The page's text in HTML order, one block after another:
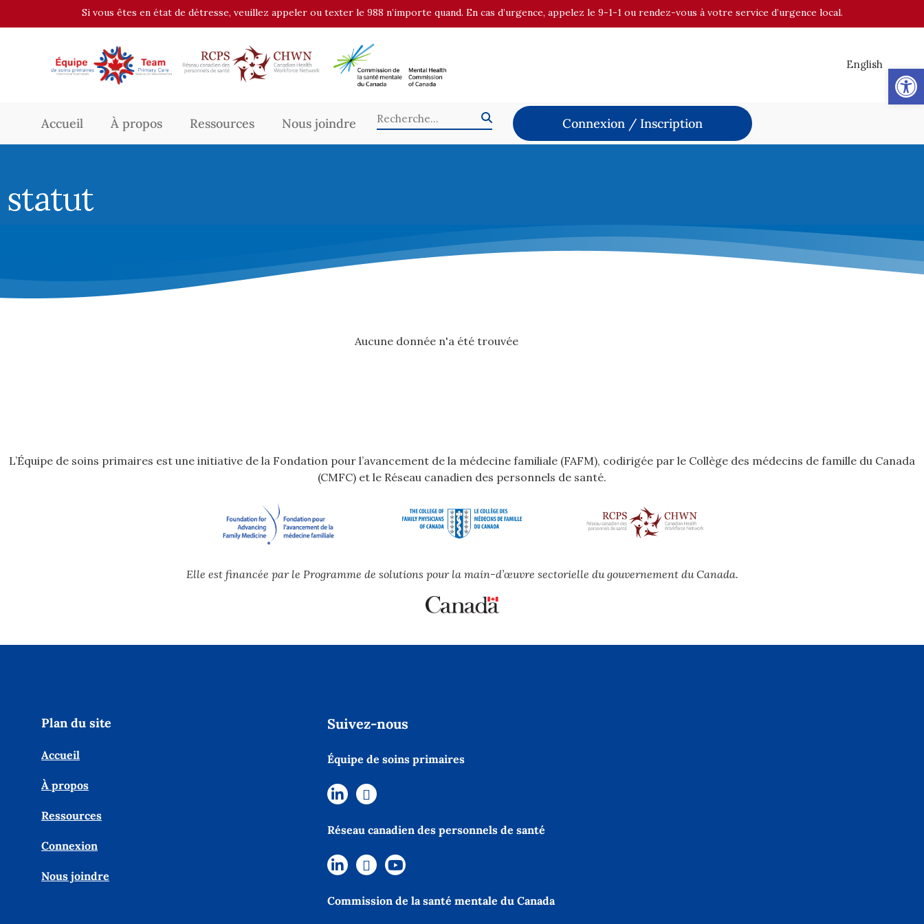
Si vous êtes en état de détresse, veuillez appeler ou texter le 988 n’importe quand. En cas d’urgence, appelez le 9-1-1 ou rendez-vous à votre service d’urgence local.
English
Accueil À propos Ressources Nous joindre Connexion / Inscription
statut
Aucune donnée n'a été trouvée
L’Équipe de soins primaires est une initiative de la Fondation pour l’avancement de la médecine familiale (FAFM), codirigée par le Collège des médecins de famille du Canada
(CMFC) et le Réseau canadien des personnels de santé.
Elle est financée par le Programme de solutions pour la main-d’œuvre sectorielle du gouvernement du Canada.
Plan du site
Accueil
À propos
Ressources
Connexion
Nous joindre
Suivez-nous
Équipe de soins primaires
Réseau canadien des personnels de santé
Commission de la santé mentale du Canada